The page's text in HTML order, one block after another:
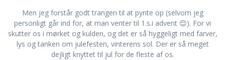
Men jeg forstår godt trangen til at pynte op (selvom jeg
personligt går ind for, at man venter til 1.s.i advent 😊). For vi
skutter os i mørket og kulden, og det er så hyggeligt med farver,
lys og tanken om julefesten, vinterens sol. Der er så meget
dejligt knyttet til jul for de fleste af os.